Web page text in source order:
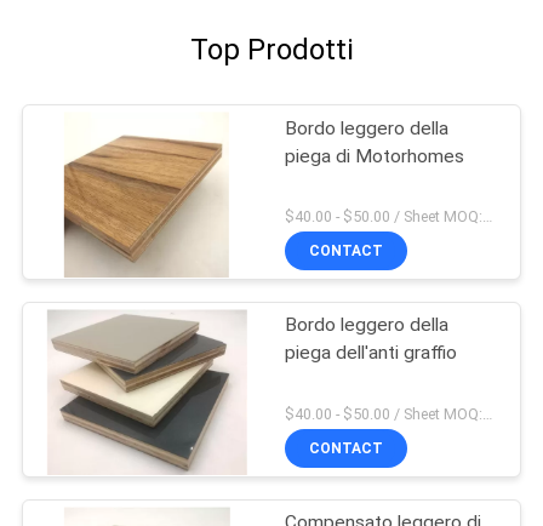
Top Prodotti
Bordo leggero della
piega di Motorhomes
$40.00 - $50.00 / Sheet MOQ:50,0 strato/strati
CONTACT
Bordo leggero della
piega dell'anti graffio
$40.00 - $50.00 / Sheet MOQ:50,0 strato/strati
CONTACT